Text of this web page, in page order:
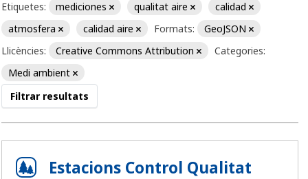
Etiquetes: mediciones qualitat aire
calidad
atmosfera
calidad aire Formats:
GeoJSON
Llicències:
Creative Commons Attribution
Categories:
Medi ambient
Filtrar resultats
Estacions Control Qualitat